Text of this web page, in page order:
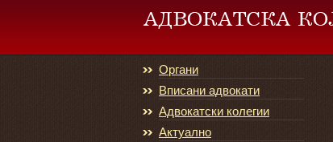
Органи
Вписани адвокати
Адвокатски колегии
Актуално